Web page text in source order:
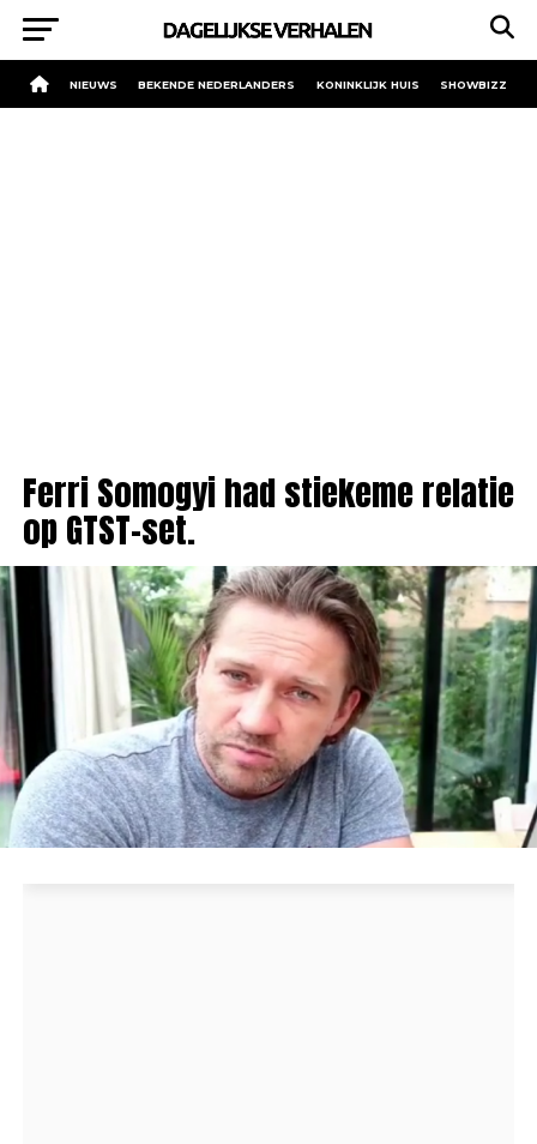
NIEUWS BEKENDE NEDERLANDERS KONINKLIJK HUIS SHOWBIZZ
Ferri Somogyi had stiekeme relatie
op GTST-set.